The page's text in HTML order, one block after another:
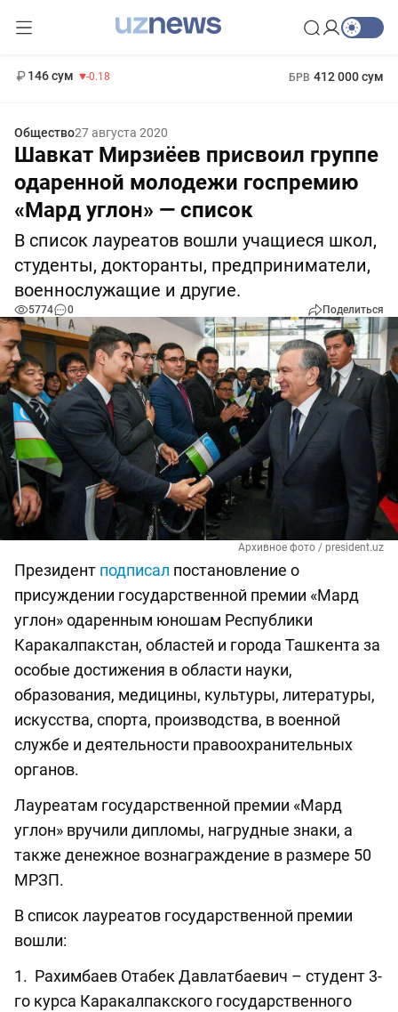
146 сум -0.18 БРВ 412 000 сум
Общество27 августа 2020
Шавкат Мирзиёев присвоил группе
одаренной молодежи госпремию
«Мард углон» — список
В список лауреатов вошли учащиеся школ,
студенты, докторанты, предприниматели,
военнослужащие и другие.
5774 0 Поделиться
Архивное фото / president.uz
Президент подписал постановление о
присуждении государственной премии «Мард
углон» одаренным юношам Республики
Каракалпакстан, областей и города Ташкента за
особые достижения в области науки,
образования, медицины, культуры, литературы,
искусства, спорта, производства, в военной
службе и деятельности правоохранительных
органов.
Лауреатам государственной премии «Мард
углон» вручили дипломы, нагрудные знаки, а
также денежное вознаграждение в размере 50
МРЗП.
В список лауреатов государственной премии
вошли:
1. Рахимбаев Отабек Давлатбаевич – студент 3-
го курса Каракалпакского государственного